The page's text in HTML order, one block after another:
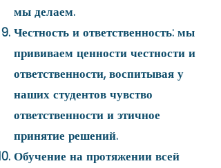
мы делаем.
Честность и ответственность: мы
прививаем ценности честности и
ответственности, воспитывая у
наших студентов чувство
ответственности и этичное
принятие решений.
Обучение на протяжении всей